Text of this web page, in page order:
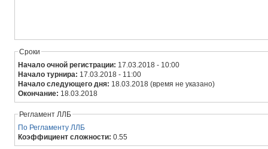
Сроки
Начало очной регистрации: 17.03.2018 - 10:00
Начало турнира: 17.03.2018 - 11:00
Начало следующего дня: 18.03.2018 (время не указано)
Окончание: 18.03.2018
Регламент ЛЛБ
По Регламенту ЛЛБ
Коэффициент сложности:0.55